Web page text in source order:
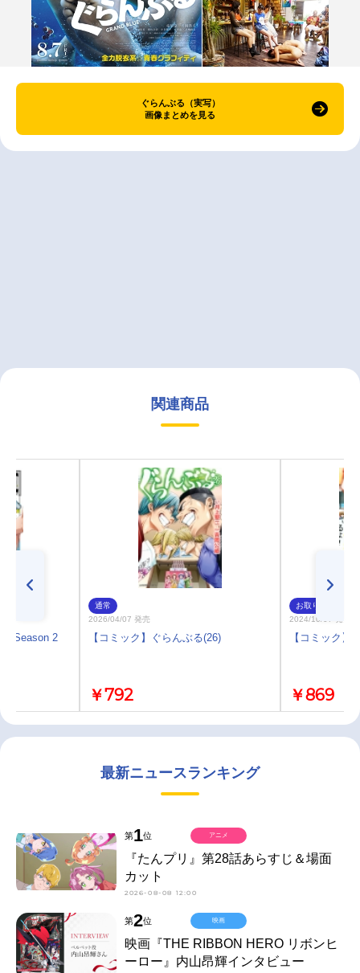
ぐらんぶる（実写）
画像まとめを見る
関連商品
Season 2
通常
2026/04/07 発売
【コミック】ぐらんぶる(26)
￥792
お取り寄せ
2024/10/07 発売
【コミック】
￥869
最新ニュースランキング
第1位
『たんプリ』第28話あらすじ＆場面
カット
2026-08-08 12:00
アニメ
第2位
映画『THE RIBBON HERO リボンヒ
ーロー』内山昂輝インタビュー
映画